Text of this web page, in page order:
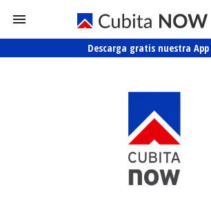
Descarga gratis nuestra App